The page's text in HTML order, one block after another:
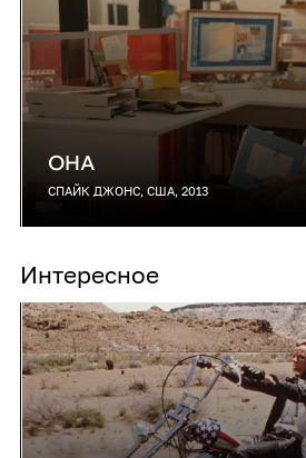
ОНА
СПАЙК ДЖОНС, США, 2013
Интересное